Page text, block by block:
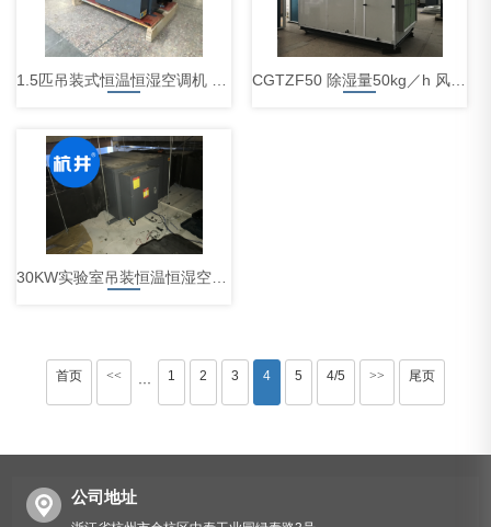
1.5匹吊装式恒温恒湿空调机 酒窖 实验室专用吊顶式空调 CGTZF50 除湿量50kg／h 风量12000m3／h 调温型除湿机案例
30KW实验室吊装恒温恒湿空调机案例
首页 << ··· 1 2 3 4 5 4/5 >> 尾页
公司地址